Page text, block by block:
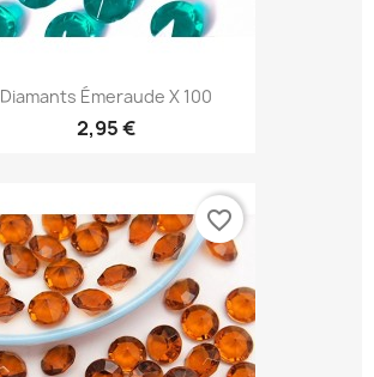
Diamants Émeraude X 100
2,95 €
favorite_border